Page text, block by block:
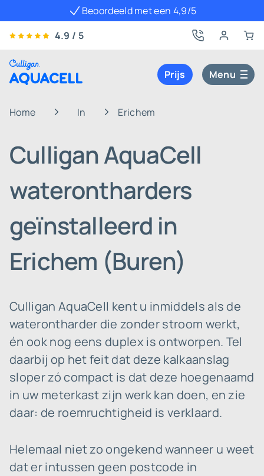
Beoordeeld met een 4,9/5
4.9 / 5
Prijs Menu
Home In Erichem
Culligan AquaCell
waterontharders
geïnstalleerd in
Erichem (Buren)
Culligan AquaCell kent u inmiddels als de
waterontharder die zonder stroom werkt,
én ook nog eens duplex is ontworpen. Tel
daarbij op het feit dat deze kalkaanslag
sloper zó compact is dat deze hoegenaamd
in uw meterkast zijn werk kan doen, en zie
daar: de roemruchtigheid is verklaard.
Helemaal niet zo ongekend wanneer u weet
dat er intussen geen postcode in